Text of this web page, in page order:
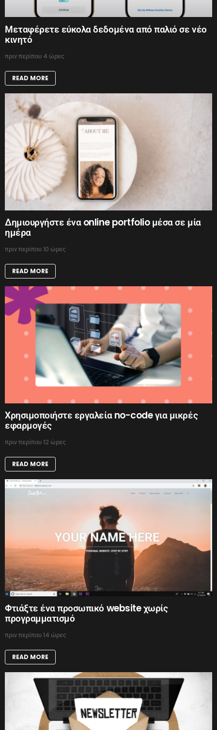
Μεταφέρετε εύκολα δεδομένα από παλιό σε νέο
κινητό
πριν περίπου 4 ώρες
READ MORE
Δημιουργήστε ένα online portfolio μέσα σε μία
ημέρα
πριν περίπου 10 ώρες
READ MORE
Χρησιμοποιήστε εργαλεία no-code για μικρές
εφαρμογές
πριν περίπου 12 ώρες
READ MORE
Φτιάξτε ένα προσωπικό website χωρίς
προγραμματισμό
πριν περίπου 14 ώρες
READ MORE